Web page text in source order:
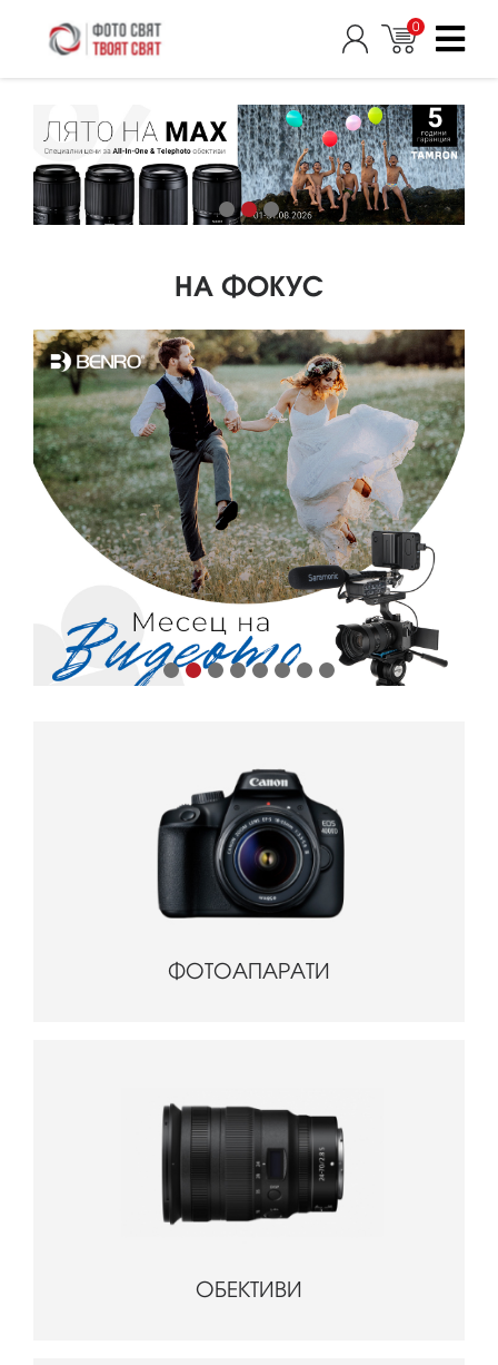
0
НА ФОКУС
ФОТОАПАРАТИ
ОБЕКТИВИ